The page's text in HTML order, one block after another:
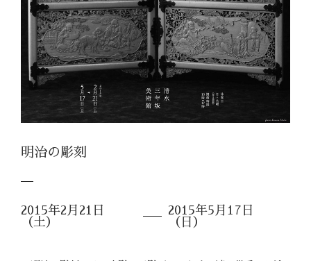
明治の彫刻
2015年2月21日
（土）
2015年5月17日
（日）